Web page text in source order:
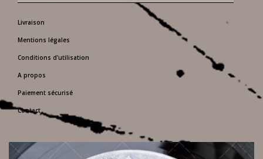
Livraison
Mentions légales
Conditions d'utilisation
A propos
Paiement sécurisé
Contact